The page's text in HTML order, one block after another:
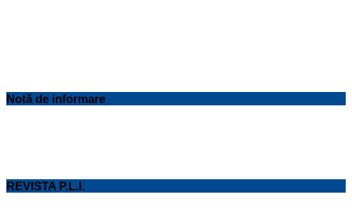
Notă de informare
REVISTA P.L.I.